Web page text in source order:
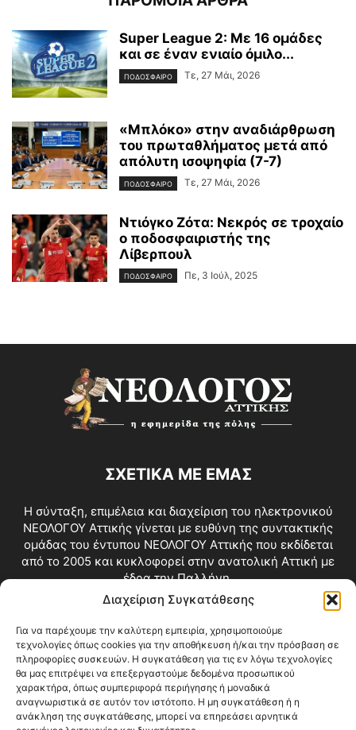
Διαχείριση Συγκατάθεσης
Για να παρέχουμε την καλύτερη εμπειρία, χρησιμοποιούμε
τεχνολογίες όπως cookies για την αποθήκευση ή/και την πρόσβαση σε
πληροφορίες συσκευών. Η συγκατάθεση για τις εν λόγω τεχνολογίες
θα μας επιτρέψει να επεξεργαστούμε δεδομένα προσωπικού
χαρακτήρα, όπως συμπεριφορά περιήγησης ή μοναδικά
αναγνωριστικά σε αυτόν τον ιστότοπο. Η μη συγκατάθεση ή η
ανάκληση της συγκατάθεσης, μπορεί να επηρεάσει αρνητικά
Super League 2: Με 16 ομάδες
και σε έναν ενιαίο όμιλο...
ΠΟΔΟΣΦΑΙΡΟ Τε, 27 Μάι, 2026
«Μπλόκο» στην αναδιάρθρωση
του πρωταθλήματος μετά από
απόλυτη ισοψηφία (7-7)
ΠΟΔΟΣΦΑΙΡΟ Τε, 27 Μάι, 2026
Ντιόγκο Ζότα: Νεκρός σε τροχαίο
ο ποδοσφαιριστής της
Λίβερπουλ
ΠΟΔΟΣΦΑΙΡΟ Πε, 3 Ιούλ, 2025
ΣΧΕΤΙΚΑ ΜΕ ΕΜΑΣ
Η σύνταξη, επιμέλεια και διαχείριση του ηλεκτρονικού
ΝΕΟΛΟΓΟΥ Αττικής γίνεται με ευθύνη της συντακτικής
ομάδας του έντυπου ΝΕΟΛΟΓΟΥ Αττικής που εκδίδεται
από το 2005 και κυκλοφορεί στην ανατολική Αττική με
έδρα την Παλλήνη.
Επικοινωνία:info@neologosattikis.gr
ΑΚΟΛΟΥΘΗΣΕ ΜΑΣ